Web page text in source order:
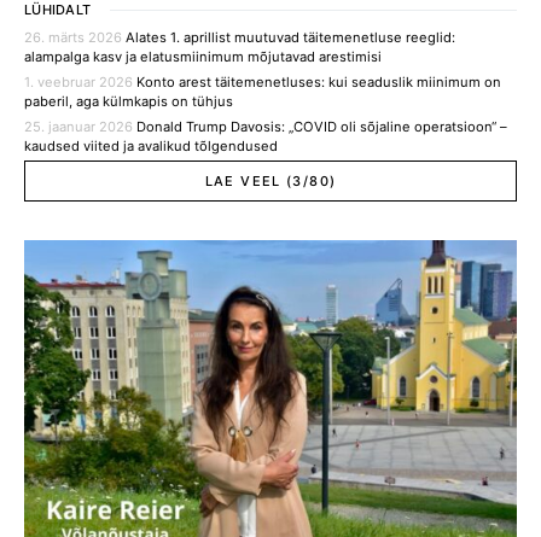
LÜHIDALT
26. märts 2026 Alates 1. aprillist muutuvad täitemenetluse reeglid:
alampalga kasv ja elatusmiinimum mõjutavad arestimisi
1. veebruar 2026 Konto arest täitemenetluses: kui seaduslik miinimum on
paberil, aga külmkapis on tühjus
25. jaanuar 2026 Donald Trump Davosis: „COVID oli sõjaline operatsioon“ –
kaudsed viited ja avalikud tõlgendused
LAE VEEL (3/80)